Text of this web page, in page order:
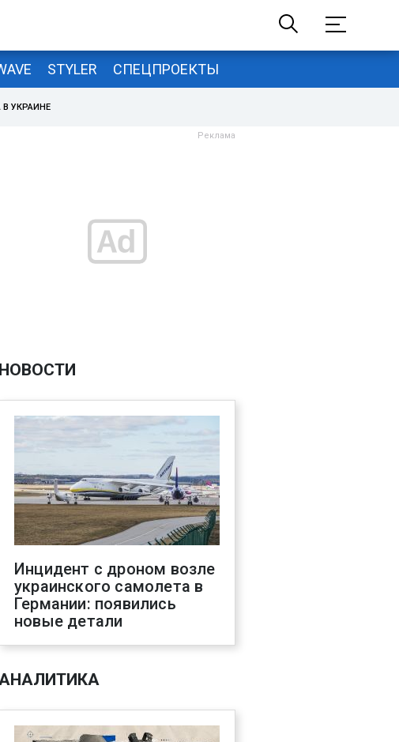
STYLER СПЕЦПРОЕКТЫ
В УКРАИНЕ
НОВОСТИ
Инцидент с дроном возле
украинского самолета в
Германии: появились
новые детали